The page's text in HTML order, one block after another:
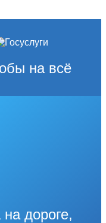
на всё
дороге,